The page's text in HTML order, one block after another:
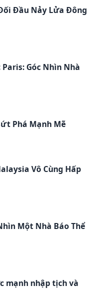
Đầu Nảy Lửa Đông
Góc Nhìn Nhà
Phá Mạnh Mẽ
Vô Cùng Hấp
Một Nhà Báo Thể
mạnh nhập tịch và